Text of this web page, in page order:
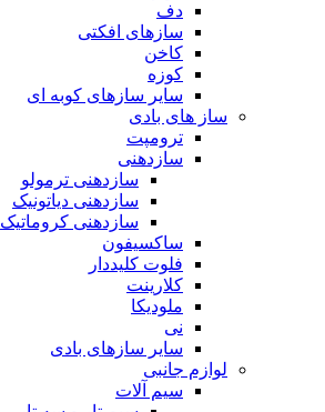
دف
سازهای افکتی
کاخن
کوزه
سایر سازهای کوبه ای
ساز های بادی
ترومپت
سازدهنی
سازدهنی ترمولو
سازدهنی دیاتونیک
سازدهنی کروماتیک
ساکسیفون
فلوت کلیددار
کلارینت
ملودیکا
نی
سایر سازهای بادی
لوازم جانبی
سیم آلات